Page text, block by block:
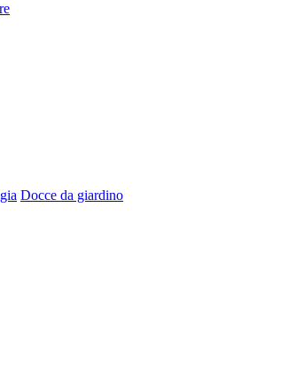
Docce da giardino